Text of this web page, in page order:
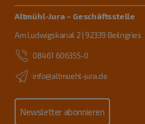
Altmühl-Jura – Geschäftsstelle
Am Ludwigskanal 2 | 92339 Beilngries
08461 606355-0
info@altmuehl-jura.de
Newsletter abonnieren